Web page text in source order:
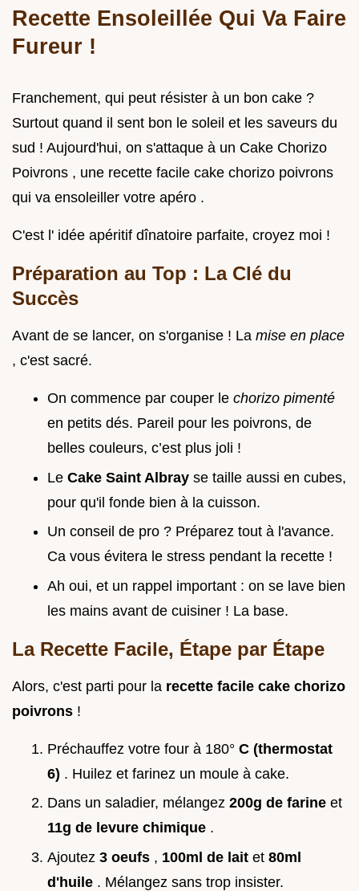
Recette Ensoleillée Qui Va Faire
Fureur !
Franchement, qui peut résister à un bon cake ?
Surtout quand il sent bon le soleil et les saveurs du
sud ! Aujourd'hui, on s'attaque à un Cake Chorizo
Poivrons , une recette facile cake chorizo poivrons
qui va ensoleiller votre apéro .
C'est l' idée apéritif dînatoire parfaite, croyez moi !
Préparation au Top : La Clé du
Succès
Avant de se lancer, on s'organise ! La mise en place
, c'est sacré.
On commence par couper le chorizo pimenté
en petits dés. Pareil pour les poivrons, de
belles couleurs, c’est plus joli !
Le Cake Saint Albray se taille aussi en cubes,
pour qu'il fonde bien à la cuisson.
Un conseil de pro ? Préparez tout à l'avance.
Ca vous évitera le stress pendant la recette !
Ah oui, et un rappel important : on se lave bien
les mains avant de cuisiner ! La base.
La Recette Facile, Étape par Étape
Alors, c'est parti pour la recette facile cake chorizo
poivrons !
Préchauffez votre four à 180° C (thermostat
6) . Huilez et farinez un moule à cake.
Dans un saladier, mélangez 200g de farine et
11g de levure chimique .
Ajoutez 3 oeufs , 100ml de lait et 80ml
d'huile . Mélangez sans trop insister.